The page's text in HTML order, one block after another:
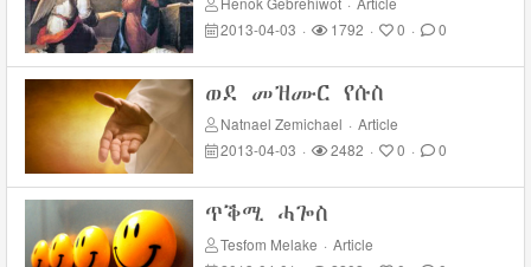
2013-04-03 · 1792 · 0 · 0
ወደ መዝሙር የሱስ
Natnael Zemichael · Article
2013-04-03 · 2482 · 0 · 0
ጥቕሚ ሓጐስ
Tesfom Melake · Article